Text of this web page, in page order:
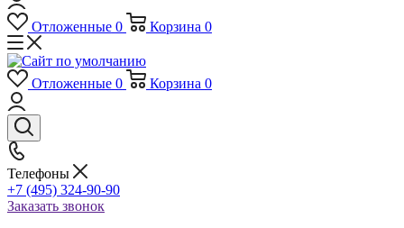
Отложенные 0 Корзина 0
Отложенные 0 Корзина 0
Телефоны
+7 (495) 324-90-90
Заказать звонок